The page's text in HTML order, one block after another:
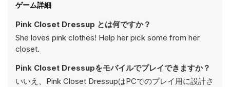
ゲーム詳細
Pink Closet Dressup とは何ですか？
She loves pink clothes! Help her pick some from her
closet.
Pink Closet Dressupをモバイルでプレイできますか？
いいえ、Pink Closet DressupはPCでのプレイ用に設計さ